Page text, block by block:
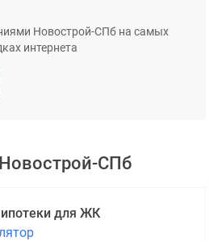
Новострой-СПб на самых
интернета
Новострой-СПб
ипотеки для ЖК